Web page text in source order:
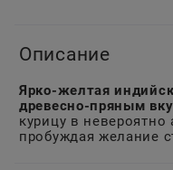
Описание
Ярко-желтая
древесно-пряным
курицу в
пробуждая желание